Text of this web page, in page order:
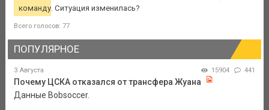
команду. Ситуация изменилась?
Всего голосов: 77
ПОПУЛЯРНОЕ
3 Августа 15904 441
Почему ЦСКА отказался от трансфера Жуана
Данные Bobsoccer.